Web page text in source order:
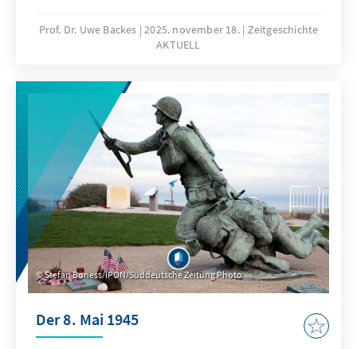
Ausgabe von Zeitgeschichte Aktuell, dass nur
sachliche Auseinandersetzung und
Trend wirksam entgegentreten können. Im
Mittelpunkt steht dabei die Frage, wie
Demokratie und politische Kultur
widerstandsfähig gegenüber populistischen
Versuchungen bleiben können.
Prof. Dr. Uwe Backes 2025. november 18. Zeitgeschichte
AKTUELL
Stefan Boness/IPON/Süddeutsche Zeitung Photo
Der 8. Mai 1945